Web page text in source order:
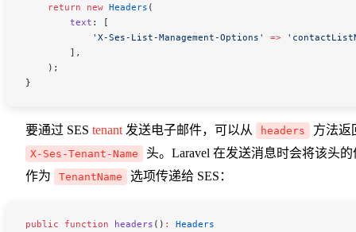
    return
new Headers (
        text
:
[
            'X-Ses-List-Management-Options'
=>
        ],
    );
}
要通过 SES tenant 发送电子邮件，可以从 headers 方法返
X-Ses-Tenant-Name
头。Laravel 在发送消息时会将该头的
作为
TenantName 选项传递给 SES：
public function headers () :
Headers